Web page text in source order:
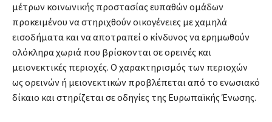
μέτρων κοινωνικής προστασίας ευπαθών ομάδων
προκειμένου να στηριχθούν οικογένειες με χαμηλά
εισοδήματα και να αποτραπεί ο κίνδυνος να ερημωθούν
ολόκληρα χωριά που βρίσκονται σε ορεινές και
μειονεκτικές περιοχές. Ο χαρακτηρισμός των περιοχών
ως ορεινών ή μειονεκτικών προβλέπεται από το ενωσιακό
δίκαιο και στηρίζεται σε οδηγίες της Ευρωπαϊκής Ένωσης.